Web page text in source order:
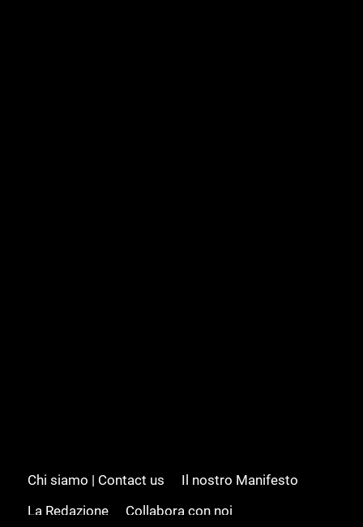
Chi siamo | Contact us
Il nostro Manifesto
La Redazione
Collabora con noi